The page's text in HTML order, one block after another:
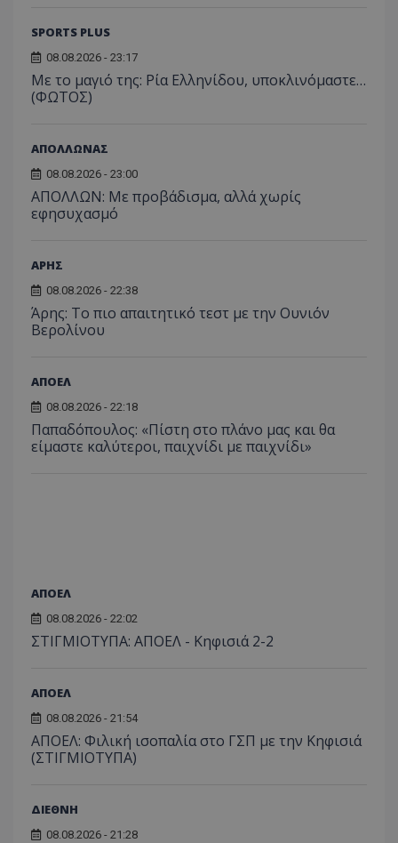
SPORTS PLUS
08.08.2026 - 23:17
Με το μαγιό της: Ρία Ελληνίδου, υποκλινόμαστε…
(ΦΩΤΟΣ)
ΑΠΟΛΛΩΝΑΣ
08.08.2026 - 23:00
ΑΠΟΛΛΩΝ: Με προβάδισμα, αλλά χωρίς
εφησυχασμό
ΑΡΗΣ
08.08.2026 - 22:38
Άρης: Το πιο απαιτητικό τεστ με την Ουνιόν
Βερολίνου
ΑΠΟΕΛ
08.08.2026 - 22:18
Παπαδόπουλος: «Πίστη στο πλάνο μας και θα
είμαστε καλύτεροι, παιχνίδι με παιχνίδι»
ΑΠΟΕΛ
08.08.2026 - 22:02
ΣΤΙΓΜΙΟΤΥΠΑ: ΑΠΟΕΛ - Κηφισιά 2-2
ΑΠΟΕΛ
08.08.2026 - 21:54
ΑΠΟΕΛ: Φιλική ισοπαλία στο ΓΣΠ με την Κηφισιά
(ΣΤΙΓΜΙΟΤΥΠΑ)
ΔΙΕΘΝΗ
08.08.2026 - 21:28